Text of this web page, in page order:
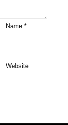
Name*
Website